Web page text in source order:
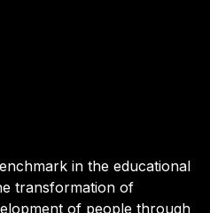
in the educational
transformation of
of people through